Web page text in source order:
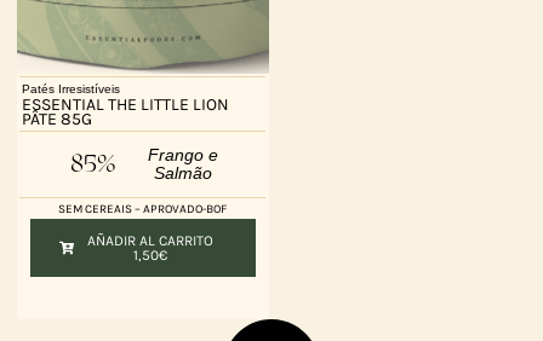
Patés Irresistíveis
ESSENTIAL THE LITTLE LION
PÂTE 85G
85%
Frango e
Salmão
SEM CEREAIS – APROVADO-BOF
AÑADIR AL CARRITO
1,50€